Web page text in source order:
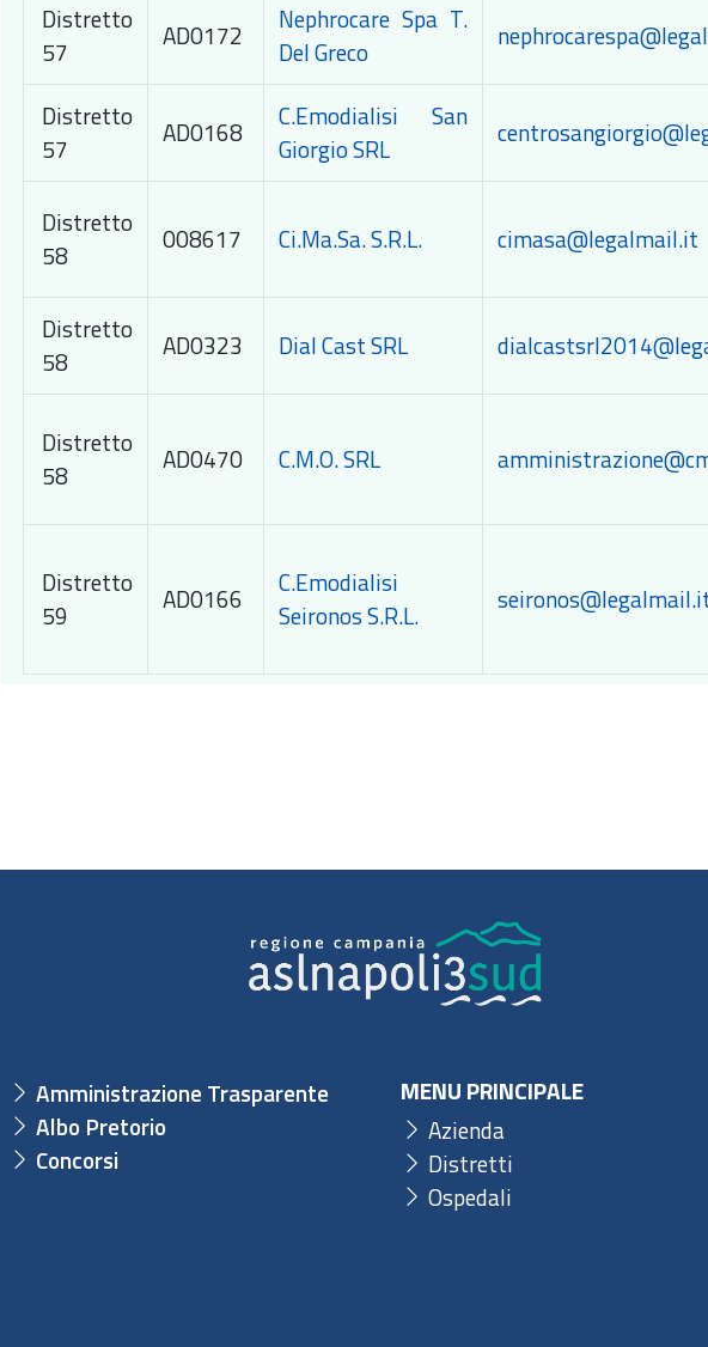
Distretto
57
AD0172
Nephrocare Spa T.
Del Greco
Distretto
57
AD0168
C.Emodialisi San
Giorgio SRL
Distretto
58
008617 Ci.Ma.Sa. S.R.L. cimasa@legalmail.it
Distretto
58
AD0323 Dial Cast SRL
Distretto
58
AD0470 C.M.O. SRL
Distretto
59
AD0166
C.Emodialisi
Seironos S.R.L.
Amministrazione Trasparente
Albo Pretorio
Concorsi
MENU PRINCIPALE
Azienda
Distretti
Ospedali